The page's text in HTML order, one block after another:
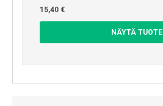
15,40 €
NÄYTÄ TUOTE